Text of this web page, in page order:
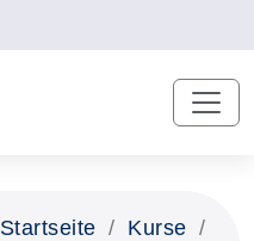
Startseite
Kurse